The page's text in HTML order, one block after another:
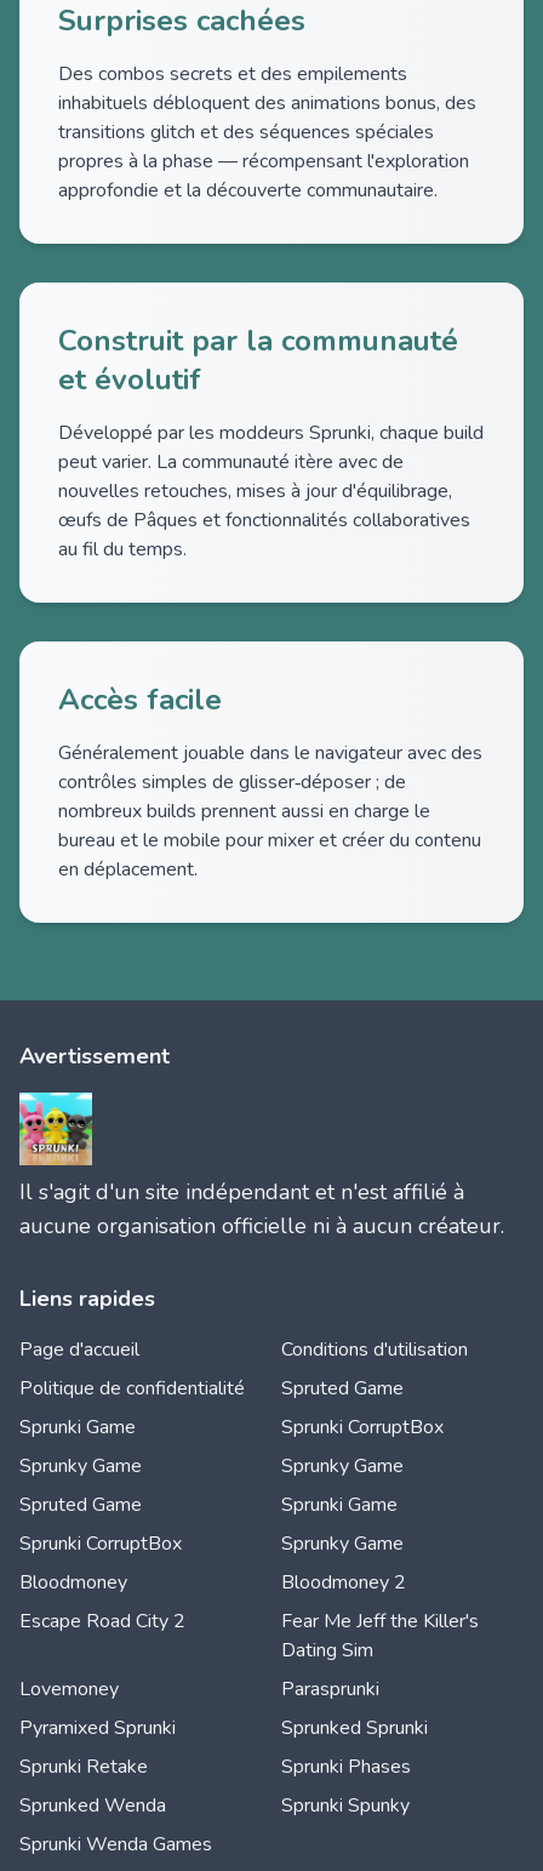
Surprises cachées
Des combos secrets et des empilements
inhabituels débloquent des animations bonus, des
transitions glitch et des séquences spéciales
propres à la phase — récompensant l'exploration
approfondie et la découverte communautaire.
Construit par la communauté
et évolutif
Développé par les moddeurs Sprunki, chaque build
peut varier. La communauté itère avec de
nouvelles retouches, mises à jour d'équilibrage,
œufs de Pâques et fonctionnalités collaboratives
au fil du temps.
Accès facile
Généralement jouable dans le navigateur avec des
contrôles simples de glisser‑déposer ; de
nombreux builds prennent aussi en charge le
bureau et le mobile pour mixer et créer du contenu
en déplacement.
Avertissement
Il s'agit d'un site indépendant et n'est affilié à
aucune organisation officielle ni à aucun créateur.
Liens rapides
Page d'accueil
Conditions d'utilisation
Politique de confidentialité
Spruted Game
Sprunki Game
Sprunki CorruptBox
Sprunky Game
Sprunky Game
Spruted Game
Sprunki Game
Sprunki CorruptBox
Sprunky Game
Bloodmoney
Bloodmoney 2
Escape Road City 2
Fear Me Jeff the Killer's
Dating Sim
Lovemoney
Parasprunki
Pyramixed Sprunki
Sprunked Sprunki
Sprunki Retake
Sprunki Phases
Sprunked Wenda
Sprunki Spunky
Sprunki Wenda Games